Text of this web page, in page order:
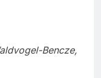
Bencze,